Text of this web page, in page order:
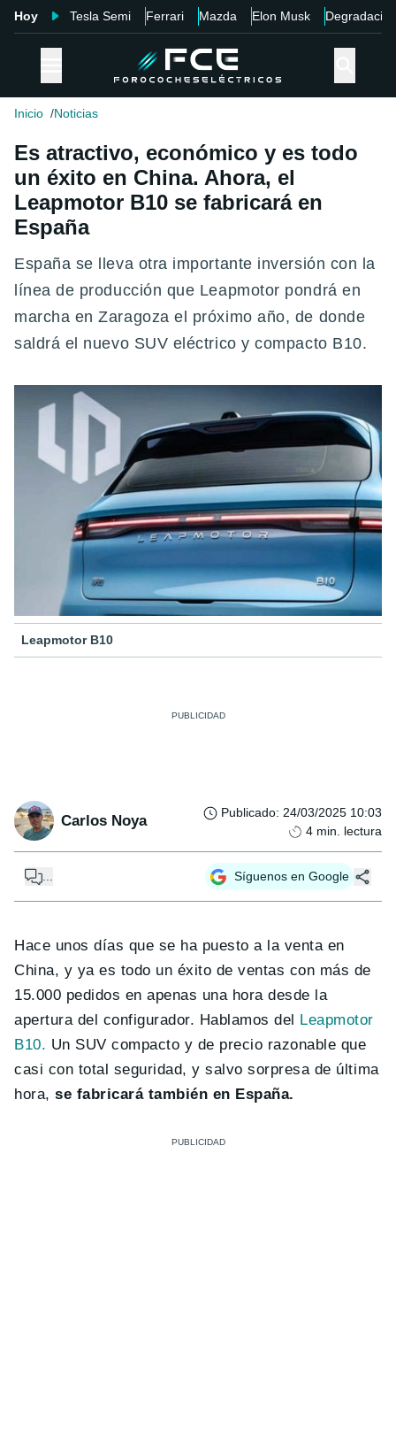
Hoy Tesla Semi Ferrari Mazda Elon Musk Degradación
Inicio Noticias
Es atractivo, económico y es todo
un éxito en China. Ahora, el
Leapmotor B10 se fabricará en
España
España se lleva otra importante inversión con la
línea de producción que Leapmotor pondrá en
marcha en Zaragoza el próximo año, de donde
saldrá el nuevo SUV eléctrico y compacto B10.
Leapmotor B10
Carlos Noya Publicado: 24/03/2025 10:03
4 min. lectura
Síguenos en Google
Hace unos días que se ha puesto a la venta en
China, y ya es todo un éxito de ventas con más de
15.000 pedidos en apenas una hora desde la
apertura del configurador. Hablamos del Leapmotor
B10. Un SUV compacto y de precio razonable que
casi con total seguridad, y salvo sorpresa de última
hora,se fabricará también en España.